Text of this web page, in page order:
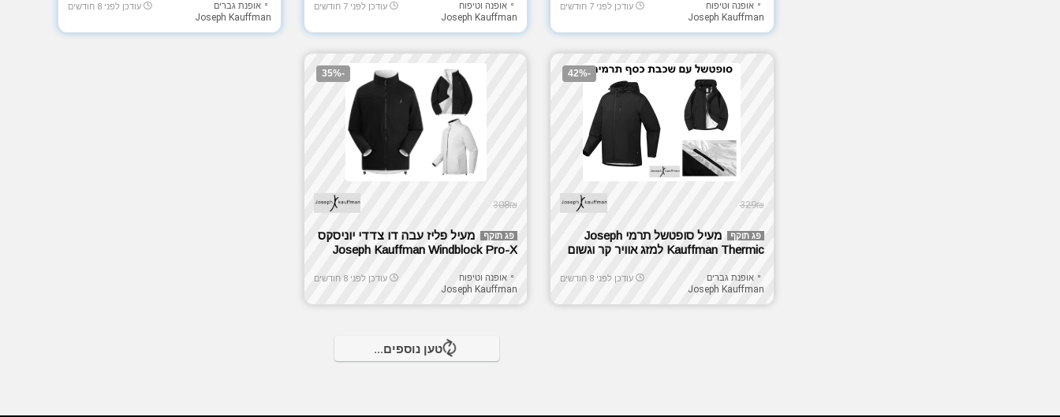
אופנה וטיפוח
Joseph Kauffman
עודכן לפני 7 חודשים אופנה וטיפוח
Joseph Kauffman
עודכן לפני 7 חודשים אופנת גברים
Joseph Kauffman
עודכן לפני 8 חודשים
-42%
329₪
פג תוקף
מעיל סופטשל תרמי Joseph
Kauffman Thermic למזג אוויר קר וגשום
אופנת גברים
Joseph Kauffman
עודכן לפני 8 חודשים
-35%
308₪
פג תוקף
מעיל פליז עבה דו צדדי יוניסקס
Joseph Kauffman Windblock Pro-X
אופנה וטיפוח
Joseph Kauffman
עודכן לפני 8 חודשים
טען נוספים...